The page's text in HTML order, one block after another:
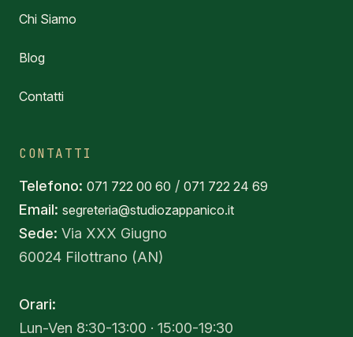
Chi Siamo
Blog
Contatti
CONTATTI
Telefono: 071 722 00 60 / 071 722 24 69
Email: segreteria@studiozappanico.it
Sede: Via XXX Giugno
60024 Filottrano (AN)
Orari:
Lun-Ven 8:30-13:00 · 15:00-19:30